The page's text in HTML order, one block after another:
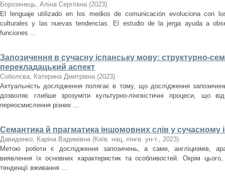
Борозенець, Аліна Сергіївна (2023)
El lenguaje utilizado en los medios de comunicación evoluciona con
culturales y las nuevas tendencias. El estudio de la jerga ayuda a
funciones ...
Запозичення в сучасну іспанську мову: структурно-
перекладацький аспект
Соболєва, Катерина Дмитрівна (2023)
Актуальність дослідження полягає в тому, що дослідження
дозволяє глибше зрозуміти культурно-лінгвістичні процеси, що
переосмислення різних ...
Семантика й прагматика іншомовних слів у сучасному
Давиденко, Каріна Вадимівна (Київ. нац. лінгв. ун-т., 2023)
Метою роботи є дослідження запозичень, а саме, англіцизмів,
виявлення їх основних характеристик та особливостей. Окрім
тенденції вживання ...